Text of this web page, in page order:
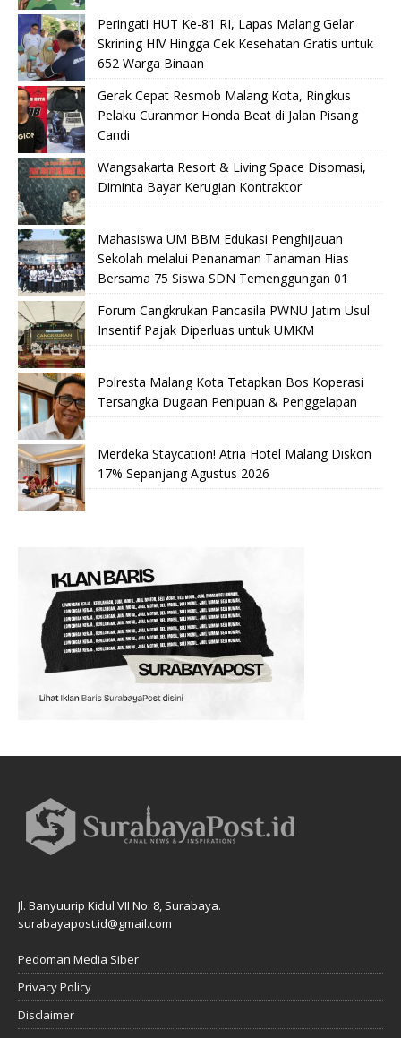
Peringati HUT Ke-81 RI, Lapas Malang Gelar
Skrining HIV Hingga Cek Kesehatan Gratis untuk
652 Warga Binaan
Gerak Cepat Resmob Malang Kota, Ringkus
Pelaku Curanmor Honda Beat di Jalan Pisang
Candi
Wangsakarta Resort & Living Space Disomasi,
Diminta Bayar Kerugian Kontraktor
Mahasiswa UM BBM Edukasi Penghijauan
Sekolah melalui Penanaman Tanaman Hias
Bersama 75 Siswa SDN Temenggungan 01
Forum Cangkrukan Pancasila PWNU Jatim Usul
Insentif Pajak Diperluas untuk UMKM
Polresta Malang Kota Tetapkan Bos Koperasi
Tersangka Dugaan Penipuan & Penggelapan
Merdeka Staycation! Atria Hotel Malang Diskon
17% Sepanjang Agustus 2026
Jl. Banyuurip Kidul VII No. 8, Surabaya.
surabayapost.id@gmail.com
Pedoman Media Siber
Privacy Policy
Disclaimer